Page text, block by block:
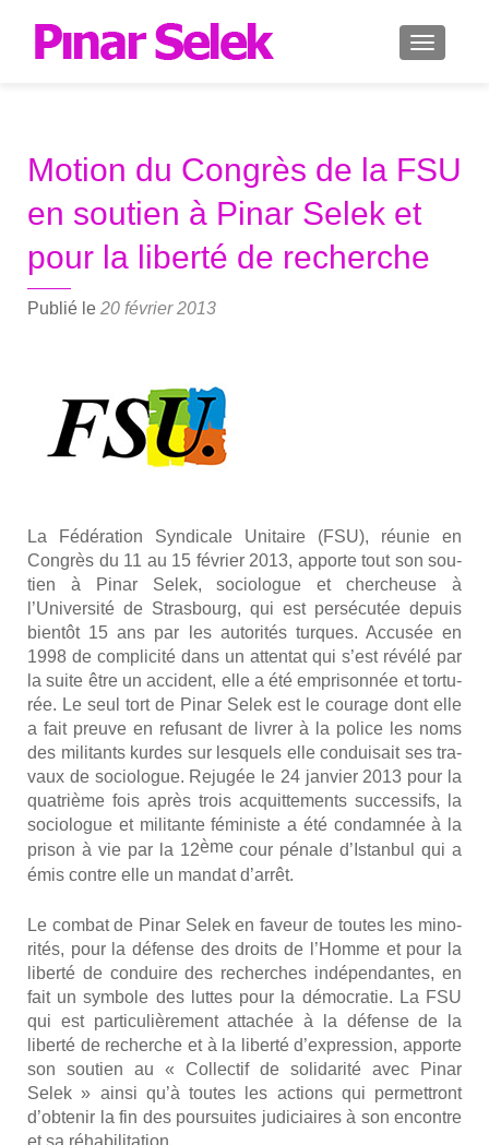
Motion du Congrès de la FSU
en soutien à Pinar Selek et
pour la liberté de recherche
Publié le 20 février 2013
La Fédé­ra­tion Syn­di­cale Uni­taire (FSU), réunie en
Congrès du 11 au 15 février 2013, apporte tout son sou­
tien à Pinar Selek, socio­logue et cher­cheuse à
l’Université de Stras­bourg, qui est per­sé­cu­tée depuis
bien­tôt 15 ans par les auto­ri­tés turques. Accu­sée en
1998 de com­pli­ci­té dans un atten­tat qui s’est révé­lé par
la suite être un acci­dent, elle a été empri­son­née et tor­tu­
rée. Le seul tort de Pinar Selek est le cou­rage dont elle
a fait preuve en refu­sant de livrer à la police les noms
des mili­tants kurdes sur les­quels elle condui­sait ses tra­
vaux de socio­logue. Reju­gée le 24 jan­vier 2013 pour la
qua­trième fois après trois acquit­te­ments suc­ces­sifs, la
socio­logue et mili­tante fémi­niste a été condam­née à la
pri­son à vie par la 12èmecour pénale d’Istanbul qui a
émis contre elle un man­dat d’arrêt.
Le com­bat de Pinar Selek en faveur de toutes les mino­
ri­tés, pour la défense des droits de l’Homme et pour la
liber­té de conduire des recherches indé­pen­dantes, en
fait un sym­bole des luttes pour la démo­cra­tie. La FSU
qui est par­ti­cu­liè­re­ment atta­chée à la défense de la
liber­té de recherche et à la liber­té d’expression, apporte
son sou­tien au « Col­lec­tif de soli­da­ri­té avec Pinar
Selek » ain­si qu’à toutes les actions qui per­met­tront
d’obtenir la fin des pour­suites judi­ciaires à son encontre
et sa réha­bi­li­ta­tion.